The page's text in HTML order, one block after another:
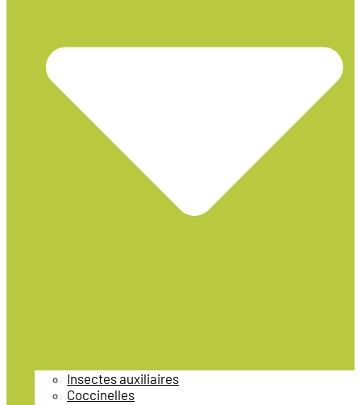
Insectes auxiliaires
Coccinelles